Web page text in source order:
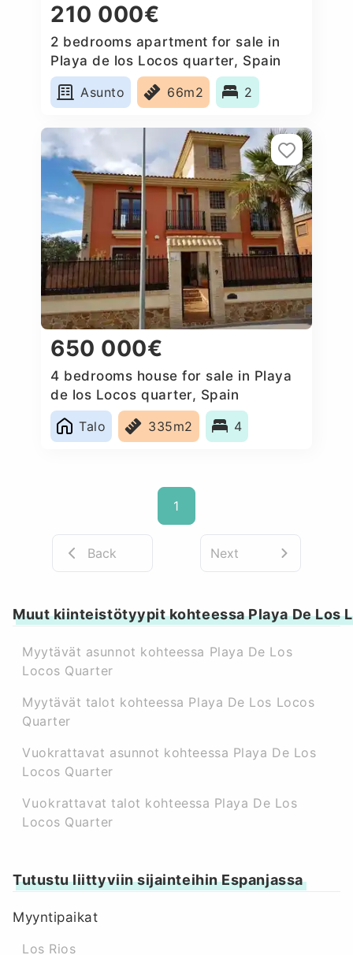
210 000€
2 bedrooms apartment for sale in
Playa de los Locos quarter, Spain
Asunto
66m2 2
650 000€
4 bedrooms house for sale in Playa
de los Locos quarter, Spain
Talo
335m2 4
1
Back Next
Muut kiinteistötyypit kohteessa Playa De Los
Myytävät asunnot kohteessa Playa De Los
Locos Quarter
Myytävät talot kohteessa Playa De Los Locos
Quarter
Vuokrattavat asunnot kohteessa Playa De Los
Locos Quarter
Vuokrattavat talot kohteessa Playa De Los
Locos Quarter
Tutustu liittyviin sijainteihin Espanjassa
Myyntipaikat
Los Rios